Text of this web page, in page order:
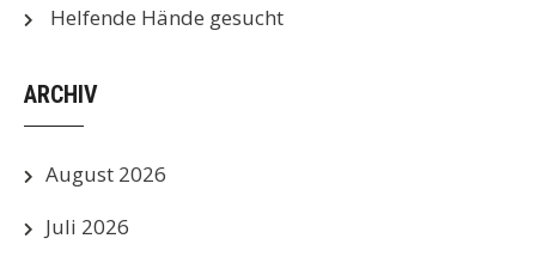
Helfende Hände gesucht
ARCHIV
August 2026
Juli 2026